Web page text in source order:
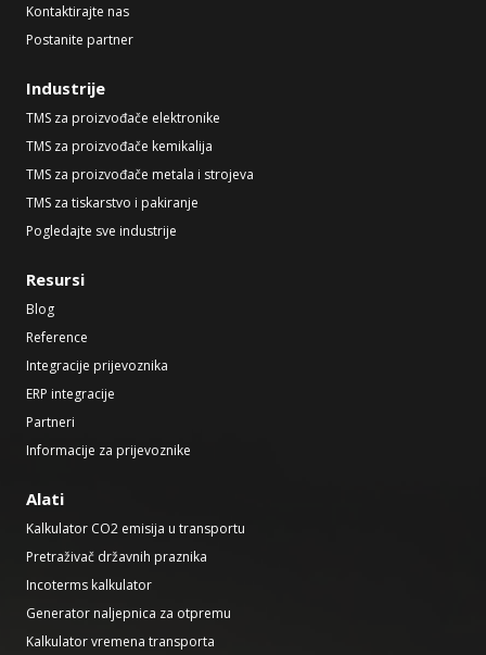
Kontaktirajte nas
Postanite partner
Industrije
TMS za proizvođače elektronike
TMS za proizvođače kemikalija
TMS za proizvođače metala i strojeva
TMS za tiskarstvo i pakiranje
Pogledajte sve industrije
Resursi
Blog
Reference
Integracije prijevoznika
ERP integracije
Partneri
Informacije za prijevoznike
Alati
Kalkulator CO2 emisija u transportu
Pretraživač državnih praznika
Incoterms kalkulator
Generator naljepnica za otpremu
Kalkulator vremena transporta